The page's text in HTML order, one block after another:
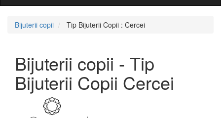
Bijuterii copii Tip Bijuterii Copii : Cercei
Bijuterii copii - Tip
Bijuterii Copii Cercei